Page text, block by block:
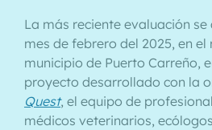
La más reciente evaluación
mes de febrero del 2025, en el
municipio de Puerto Carreño,
proyecto desarrollado con la
Quest, el equipo de
médicos veterinarios,